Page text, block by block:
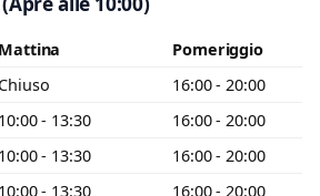
Mattina
Pomeriggio
Chiuso
16:00 - 20:00
10:00 - 13:30
16:00 - 20:00
10:00 - 13:30
16:00 - 20:00
10:00 - 13:30
16:00 - 20:00
privacy